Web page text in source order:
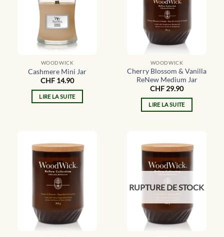
WOODWICK
Cashmere Mini Jar
CHF 14.90
LIRE LA SUITE
WOODWICK
Cherry Blossom & Vanilla
ReNew Medium Jar
CHF29.90
LIRE LA SUITE
RUPTURE DE STOCK